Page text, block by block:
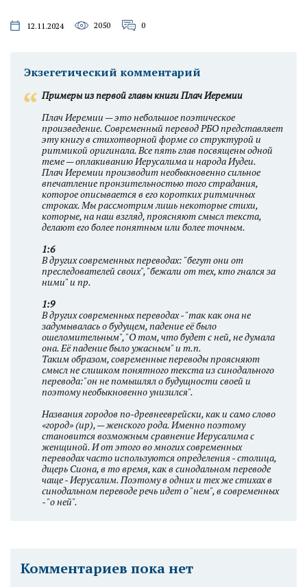
12.11.2024 2050 0
Экзегетический комментарий
Примеры из первой главы книги Плач Иеремии
Плач Иеремии — это небольшое поэтическое
произведение. Современный перевод РБО представляет
эту книгу в стихотворной форме со структурой и
ритмикой оригинала. Все пять глав посвящены одной
теме — оплакиванию Иерусалима и народа Иудеи.
Плач Иеремии производит необыкновенно сильное
впечатление пронзительностью того страдания,
которое описывается в его коротких ритмичных
строках. Мы рассмотрим лишь некоторые стихи,
которые, на наш взгляд, проясняют смысл текста,
делают его более понятным или более точным.
1:6
В других современных переводах: "бегут они от
преследователей своих", "бежали от тех, кто гнался за
ними" и пр.
1:9
В других современных переводах - "так как она не
задумывалась о будущем, падение её было
ошеломительным", "О том, что будет с ней, не думала
она. Её падение было ужасным" и т.п.
Таким образом, современные переводы проясняют
смысл не слишком понятного текста из синодального
перевода:"он не помышлял о будущности своей и
поэтому необыкновенно унизился".
Названия городов по-древнееврейски, как и само слово
«город» (ир), — женского рода. Именно поэтому
становится возможным сравнение Иерусалима с
женщиной. И от этого во многих современных
переводах часто используются определения - столица,
дщерь Сиона, в то время, как в синодальном переводе
чаще - Иерусалим. Поэтому в одних и тех же стихах в
синодальном переводе речь идет о "нем", в современных
- "о ней".
Комментариев пока нет